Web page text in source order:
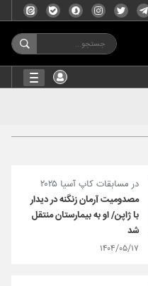
در مسابقات کاپ آسیا ۲۰۲۵
مصدومیت آرمان زنگنه در دیدار
با ژاپن/ او به بیمارستان منتقل
شد
۱۴۰۴/۰۵/۱۷